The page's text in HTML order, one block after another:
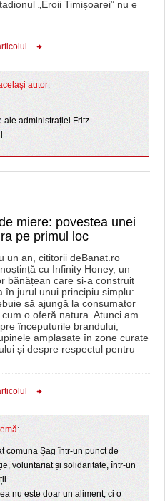
„Eroii Timișoarei” nu e
autor:
ale administrației Fritz
miere: povestea unei
pe primul loc
un an, cititorii deBanat.ro
cu Infinity Honey, un
bănățean care și-a construit
în jurul unui principiu simplu:
să ajungă la consumator
o oferă natura. Atunci am
începuturile brandului,
amplasate în zone curate
și despre respectul pentru
:
comuna Șag într-un punct de
voluntariat și solidaritate, într-un
nu este doar un aliment, ci o